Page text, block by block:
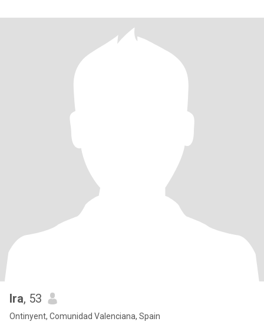
Ira, 53
Ontinyent, Comunidad Valenciana, Spain